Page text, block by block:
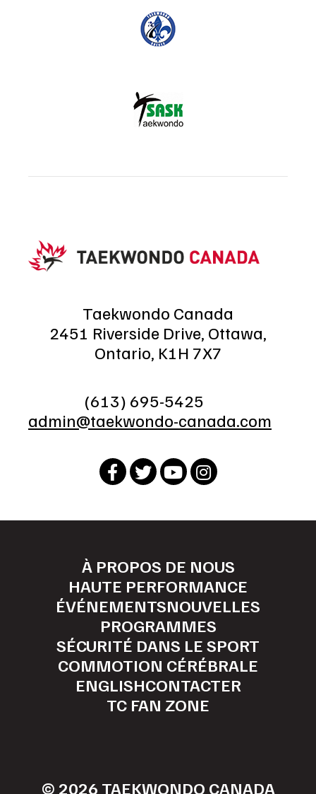
Taekwondo Canada
2451 Riverside Drive, Ottawa,
Ontario, K1H 7X7
(613) 695-5425
admin@taekwondo-canada.com
À PROPOS DE NOUS
HAUTE PERFORMANCE
ÉVÉNEMENTSNOUVELLES
PROGRAMMES
SÉCURITÉ DANS LE SPORT
COMMOTION CÉRÉBRALE
ENGLISHCONTACTER
TC FAN ZONE
© 2026 TAEKWONDO CANADA